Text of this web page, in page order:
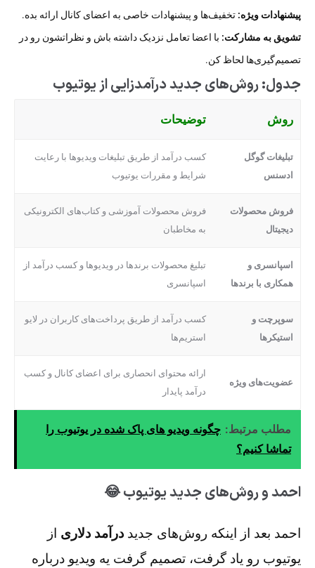
پیشنهادات ویژه: تخفیف‌ها و پیشنهادات خاصی به اعضای کانال ارائه بده.
تشویق به مشارکت: با اعضا تعامل نزدیک داشته باش و نظراتشون رو در
تصمیم‌گیری‌ها لحاظ کن.
جدول: روش‌های جدید درآمدزایی از یوتیوب
روش توضیحات
تبلیغات گوگل
ادسنس
کسب درآمد از طریق تبلیغات ویدیوها با رعایت
شرایط و مقررات یوتیوب
فروش محصولات
دیجیتال
فروش محصولات آموزشی و کتاب‌های الکترونیکی
به مخاطبان
اسپانسری و
همکاری با برندها
تبلیغ محصولات برندها در ویدیوها و کسب درآمد از
اسپانسری
سوپرچت و
استیکرها
کسب درآمد از طریق پرداخت‌های کاربران در لایو
استریم‌ها
عضویت‌های ویژه
ارائه محتوای انحصاری برای اعضای کانال و کسب
درآمد پایدار
مطلب مرتبط: چگونه ویدیو های پاک شده در یوتیوب را
تماشا کنیم؟
احمد و روش‌های جدید یوتیوب 😂
احمد بعد از اینکه روش‌های جدیددرآمد دلاری از
یوتیوب رو یاد گرفت، تصمیم گرفت یه ویدیو درباره